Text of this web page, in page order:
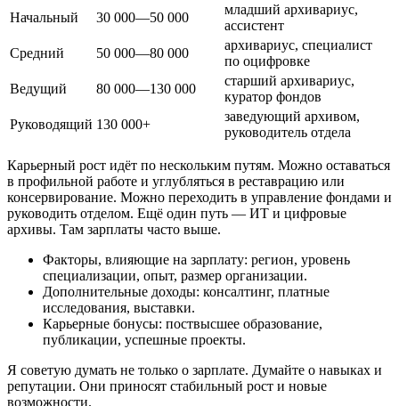
Начальный 30 000—50 000
младший архивариус,
ассистент
Средний
50 000—80 000
архивариус, специалист
по оцифровке
Ведущий
80 000—130 000
старший архивариус,
куратор фондов
Руководящий 130 000+
заведующий архивом,
руководитель отдела
Карьерный рост идёт по нескольким путям. Можно оставаться
в профильной работе и углубляться в реставрацию или
консервирование. Можно переходить в управление фондами и
руководить отделом. Ещё один путь — ИТ и цифровые
архивы. Там зарплаты часто выше.
Факторы, влияющие на зарплату: регион, уровень
специализации, опыт, размер организации.
Дополнительные доходы: консалтинг, платные
исследования, выставки.
Карьерные бонусы: поствысшее образование,
публикации, успешные проекты.
Я советую думать не только о зарплате. Думайте о навыках и
репутации. Они приносят стабильный рост и новые
возможности.